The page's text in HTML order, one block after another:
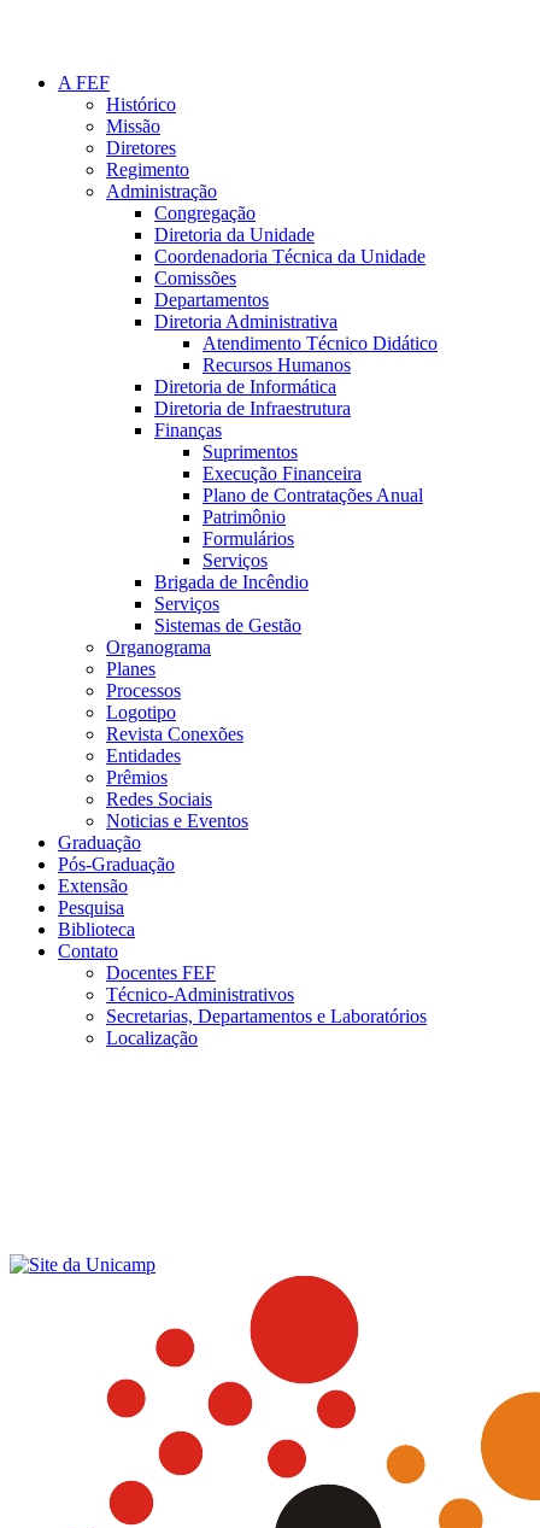
A FEF
Histórico
Missão
Diretores
Regimento
Administração
Congregação
Diretoria da Unidade
Coordenadoria Técnica da Unidade
Comissões
Departamentos
Diretoria Administrativa
Atendimento Técnico Didático
Recursos Humanos
Diretoria de Informática
Diretoria de Infraestrutura
Finanças
Suprimentos
Execução Financeira
Plano de Contratações Anual
Patrimônio
Formulários
Serviços
Brigada de Incêndio
Serviços
Sistemas de Gestão
Organograma
Planes
Processos
Logotipo
Revista Conexões
Entidades
Prêmios
Redes Sociais
Noticias e Eventos
Graduação
Pós-Graduação
Extensão
Pesquisa
Biblioteca
Contato
Docentes FEF
Técnico-Administrativos
Secretarias, Departamentos e Laboratórios
Localização